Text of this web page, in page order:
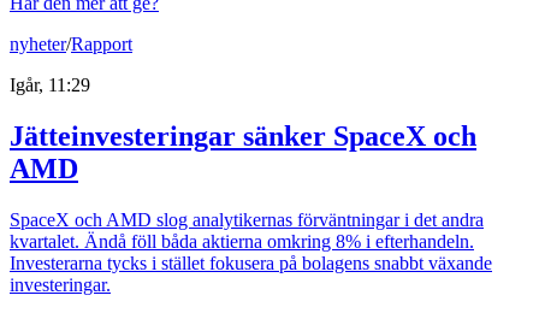
nyheter/Rapport
Igår, 11:29
Jätteinvesteringar sänker SpaceX och
AMD
SpaceX och AMD slog analytikernas förväntningar i det andra
kvartalet. Ändå föll båda aktierna omkring 8% i efterhandeln.
Investerarna tycks i stället fokusera på bolagens snabbt växande
investeringar.